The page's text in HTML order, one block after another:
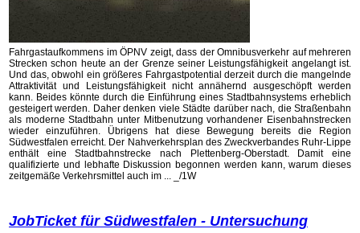
Fahrgastaufkommens im ÖPNV zeigt, dass der Omnibusverkehr auf mehreren
Strecken schon heute an der Grenze seiner Leistungsfähigkeit angelangt ist.
Und das, obwohl ein größeres Fahrgastpotential derzeit durch die mangelnde
Attraktivität und Leistungsfähigkeit nicht annähernd ausgeschöpft werden
kann. Beides könnte durch die Einführung eines Stadtbahnsystems erheblich
gesteigert werden. Daher denken viele Städte darüber nach, die Straßenbahn
als moderne Stadtbahn unter Mitbenutzung vorhandener Eisenbahnstrecken
wieder einzuführen. Übrigens hat diese Bewegung bereits die Region
Südwestfalen erreicht. Der Nahverkehrsplan des Zweckverbandes Ruhr-Lippe
enthält eine Stadtbahnstrecke nach Plettenberg-Oberstadt. Damit eine
qualifizierte und lebhafte Diskussion begonnen werden kann, warum dieses
zeitgemäße Verkehrsmittel auch im ... _/1W
JobTicket für Südwestfalen - Untersuchung